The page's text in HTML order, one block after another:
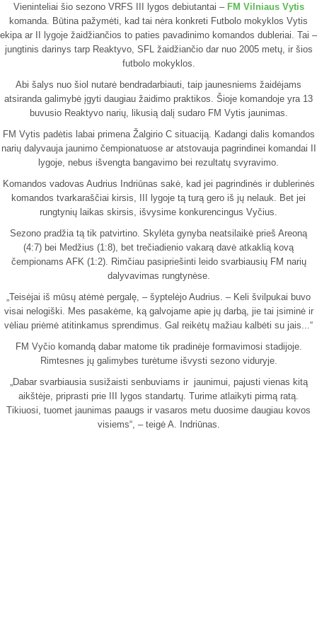
Vieninteliai šio sezono VRFS III lygos debiutantai – FM Vilniaus Vytis
komanda. Būtina pažymėti, kad tai nėra konkreti Futbolo mokyklos Vytis
ekipa ar II lygoje žaidžiančios to paties pavadinimo komandos dubleriai. Tai –
jungtinis darinys tarp Reaktyvo, SFL žaidžiančio dar nuo 2005 metų, ir šios
futbolo mokyklos.
Abi šalys nuo šiol nutarė bendradarbiauti, taip jaunesniems žaidėjams
atsiranda galimybė įgyti daugiau žaidimo praktikos. Šioje komandoje yra 13
buvusio Reaktyvo narių, likusią dalį sudaro FM Vytis jaunimas.
FM Vytis padėtis labai primena Žalgirio C situaciją. Kadangi dalis komandos
narių dalyvauja jaunimo čempionatuose ar atstovauja pagrindinei komandai II
lygoje, nebus išvengta bangavimo bei rezultatų svyravimo.
Komandos vadovas Audrius Indriūnas sakė, kad jei pagrindinės ir dublerinės
komandos tvarkaraščiai kirsis, III lygoje tą turą gero iš jų nelauk. Bet jei
rungtynių laikas skirsis, išvysime konkurencingus Vyčius.
Sezono pradžia tą tik patvirtino. Skylėta gynyba neatsilaikė prieš Areoną
(4:7) bei Medžius (1:8), bet trečiadienio vakarą davė atkaklią kovą
čempionams AFK (1:2). Rimčiau pasipriešinti leido svarbiausių FM narių
dalyvavimas rungtynėse.
„Teisėjai iš mūsų atėmė pergalę, – šyptelėjo Audrius. – Keli švilpukai buvo
visai nelogiški. Mes pasakėme, ką galvojame apie jų darbą, jie tai įsiminė ir
vėliau priėmė atitinkamus sprendimus. Gal reikėtų mažiau kalbėti su jais...“
FM Vyčio komandą dabar matome tik pradinėje formavimosi stadijoje.
Rimtesnes jų galimybes turėtume išvysti sezono viduryje.
„Dabar svarbiausia susižaisti senbuviams ir jaunimui, pajusti vienas kitą
aikštėje, priprasti prie III lygos standartų. Turime atlaikyti pirmą ratą.
Tikiuosi, tuomet jaunimas paaugs ir vasaros metu duosime daugiau kovos
visiems“, – teigė A. Indriūnas.